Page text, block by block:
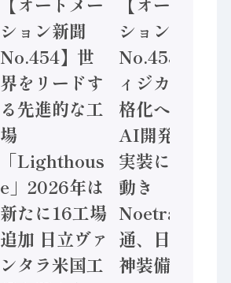
ション新聞
No.454】世
界をリードす
る先進的な工
場
「Lighthous
e」2026年は
新たに16工場
追加 日立ヴァ
ンタラ米国工
ション新聞
No.453】フ
ィジカルAI本
格化へ 国産
AI開発や社会
実装に活発な
動き
Noetra、富士
通、日立 / 兵
神装備 ×